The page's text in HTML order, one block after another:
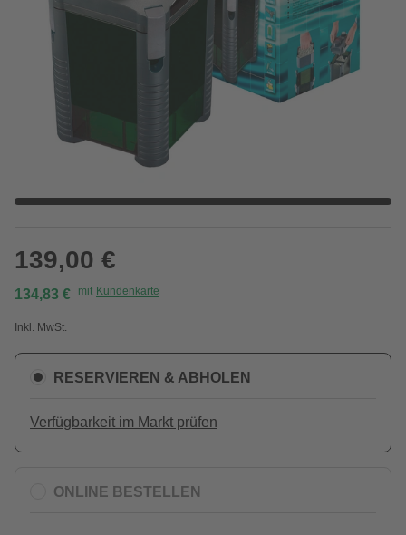
139,00 €
134,83 € mit Kundenkarte
Inkl. MwSt.
RESERVIEREN & ABHOLEN
Verfügbarkeit im Markt prüfen
ONLINE BESTELLEN